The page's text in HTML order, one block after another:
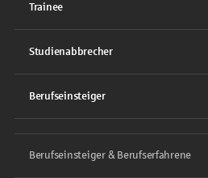
Trainee
Studienabbrecher
Berufseinsteiger
Berufseinsteiger & Berufserfahrene